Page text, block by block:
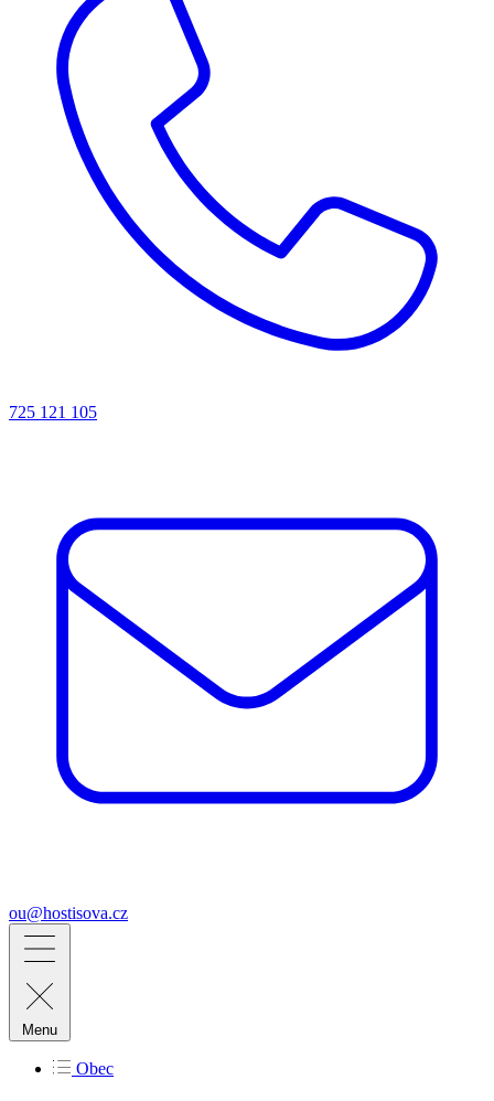
725 121 105
ou@hostisova.cz
Menu
Obec